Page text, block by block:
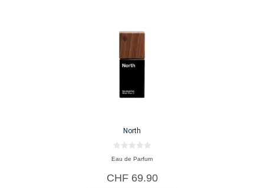
North
0
v
n
5
Eau de Parfum
CHF69.90